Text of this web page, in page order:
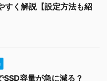
すく解説【設定方法も紹
容量が急に減る？